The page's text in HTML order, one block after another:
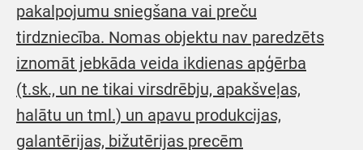
pakalpojumu sniegšana vai preču
tirdzniecība. Nomas objektu nav paredzēts
iznomāt jebkāda veida ikdienas apģērba
(t.sk., un ne tikai virsdrēbju, apakšveļas,
halātu un tml.) un apavu produkcijas,
galantērijas, bižutērijas precēm